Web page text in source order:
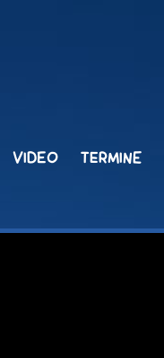
VIDEO TERMINE